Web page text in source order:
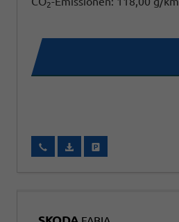
2
Wir rufen Sie anFahrzeugexposé (PDF)